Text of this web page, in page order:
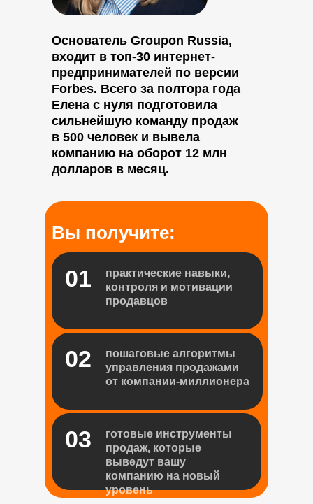
Основатель Groupon Russia,
входит в топ-30 интернет-
предпринимателей по версии
Forbes. Всего за полтора года
Елена с нуля подготовила
сильнейшую команду продаж
в 500 человек и вывела
компанию на оборот 12 млн
долларов в месяц.
практические навыки,
контроля и мотивации
продавцов
01
пошаговые алгоритмы
управления продажами
от компании-миллионера
02
готовые инструменты
продаж, которые
выведут вашу
компанию на новый
уровень
03
Вы получите: